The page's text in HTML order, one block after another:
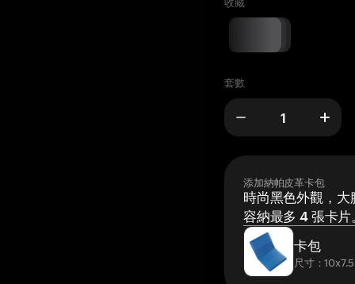
套數
添加納帕皮革卡包
時尚黑色外觀，大
容納最多 4 張卡片
卡包
尺寸：